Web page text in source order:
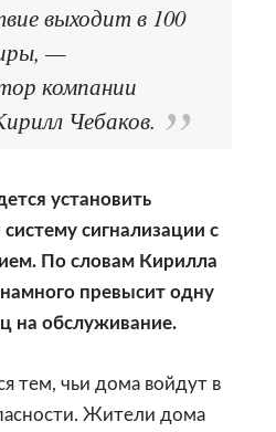
выходит в 100
—
компании
Чебаков.
установить
сигнализации с
По словам Кирилла
превысит одну
на обслуживание.
тем, чьи дома войдут в
Жители дома